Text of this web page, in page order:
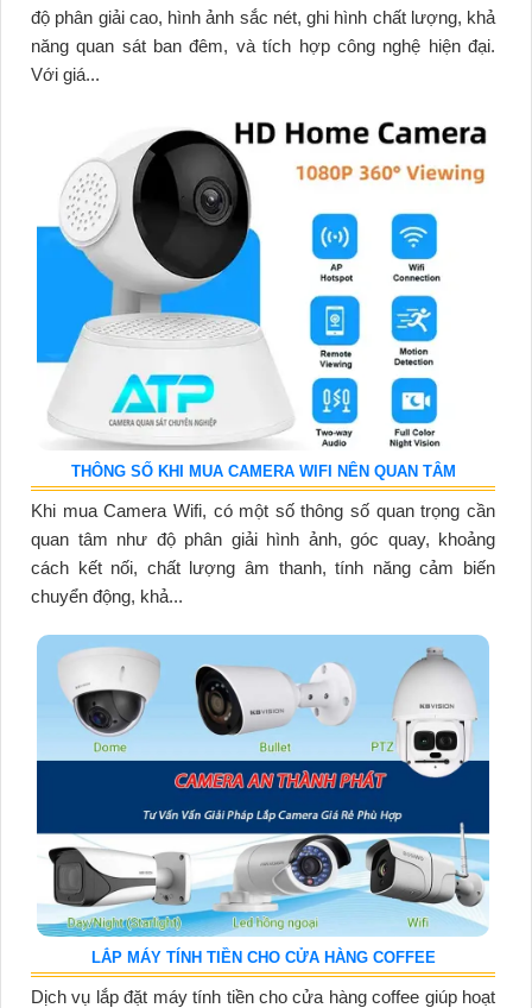
độ phân giải cao, hình ảnh sắc nét, ghi hình chất lượng, khả
năng quan sát ban đêm, và tích hợp công nghệ hiện đại.
Với giá...
THÔNG SỐ KHI MUA CAMERA WIFI NÊN QUAN TÂM
Khi mua Camera Wifi, có một số thông số quan trọng cần
quan tâm như độ phân giải hình ảnh, góc quay, khoảng
cách kết nối, chất lượng âm thanh, tính năng cảm biến
chuyển động, khả...
LẮP MÁY TÍNH TIỀN CHO CỬA HÀNG COFFEE
Dịch vụ lắp đặt máy tính tiền cho cửa hàng coffee giúp hoạt